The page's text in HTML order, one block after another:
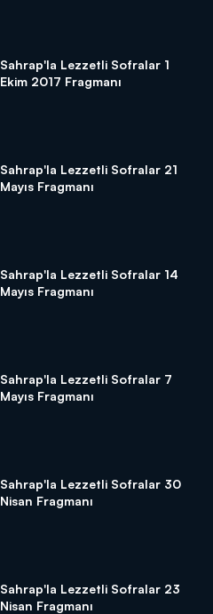
Sahrap'la Lezzetli Sofralar 1
Ekim 2017 Fragmanı
Sahrap'la Lezzetli Sofralar 21
Mayıs Fragmanı
Sahrap'la Lezzetli Sofralar 14
Mayıs Fragmanı
Sahrap'la Lezzetli Sofralar 7
Mayıs Fragmanı
Sahrap'la Lezzetli Sofralar 30
Nisan Fragmanı
Sahrap'la Lezzetli Sofralar 23
Nisan Fragmanı